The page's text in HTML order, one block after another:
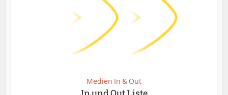
Medien In & Out